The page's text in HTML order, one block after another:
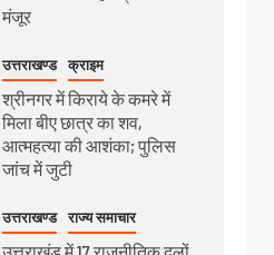
मंजूर
उत्तराखण्ड क्राइम
श्रीनगर में किराये के कमरे में
मिला बीए छात्र का शव,
आत्महत्या की आशंका; पुलिस
जांच में जुटी
उत्तराखण्ड राज्य समाचार